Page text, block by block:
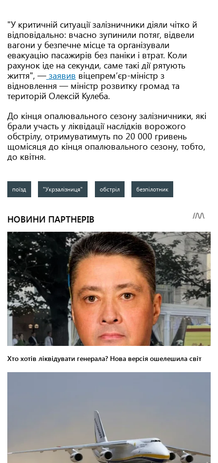
"У критичній ситуації залізничники діяли чітко й
відповідально: вчасно зупинили потяг, відвели
вагони у безпечне місце та організували
евакуацію пасажирів без паніки і втрат. Коли
рахунок іде на секунди, саме такі дії рятують
життя", — заявив віцепремʼєр-міністр з
відновлення — міністр розвитку громад та
територій Олексій Кулеба.
До кінця опалювального сезону залізничники, які
брали участь у ліквідації наслідків ворожого
обстрілу, отримуватимуть по 20 000 гривень
щомісяця до кінця опалювального сезону, тобто,
до квітня.
поїзд "Укрзалізниця" обстріл безпілотник